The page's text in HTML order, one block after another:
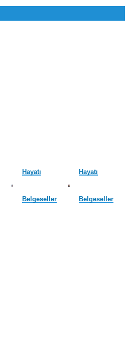
Hayatı
Belgeseller
Hayatı
Belgeseller